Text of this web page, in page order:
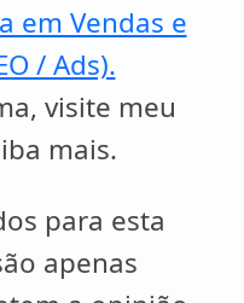
em Vendas e
/ Ads).
visite meu
mais.
para esta
apenas